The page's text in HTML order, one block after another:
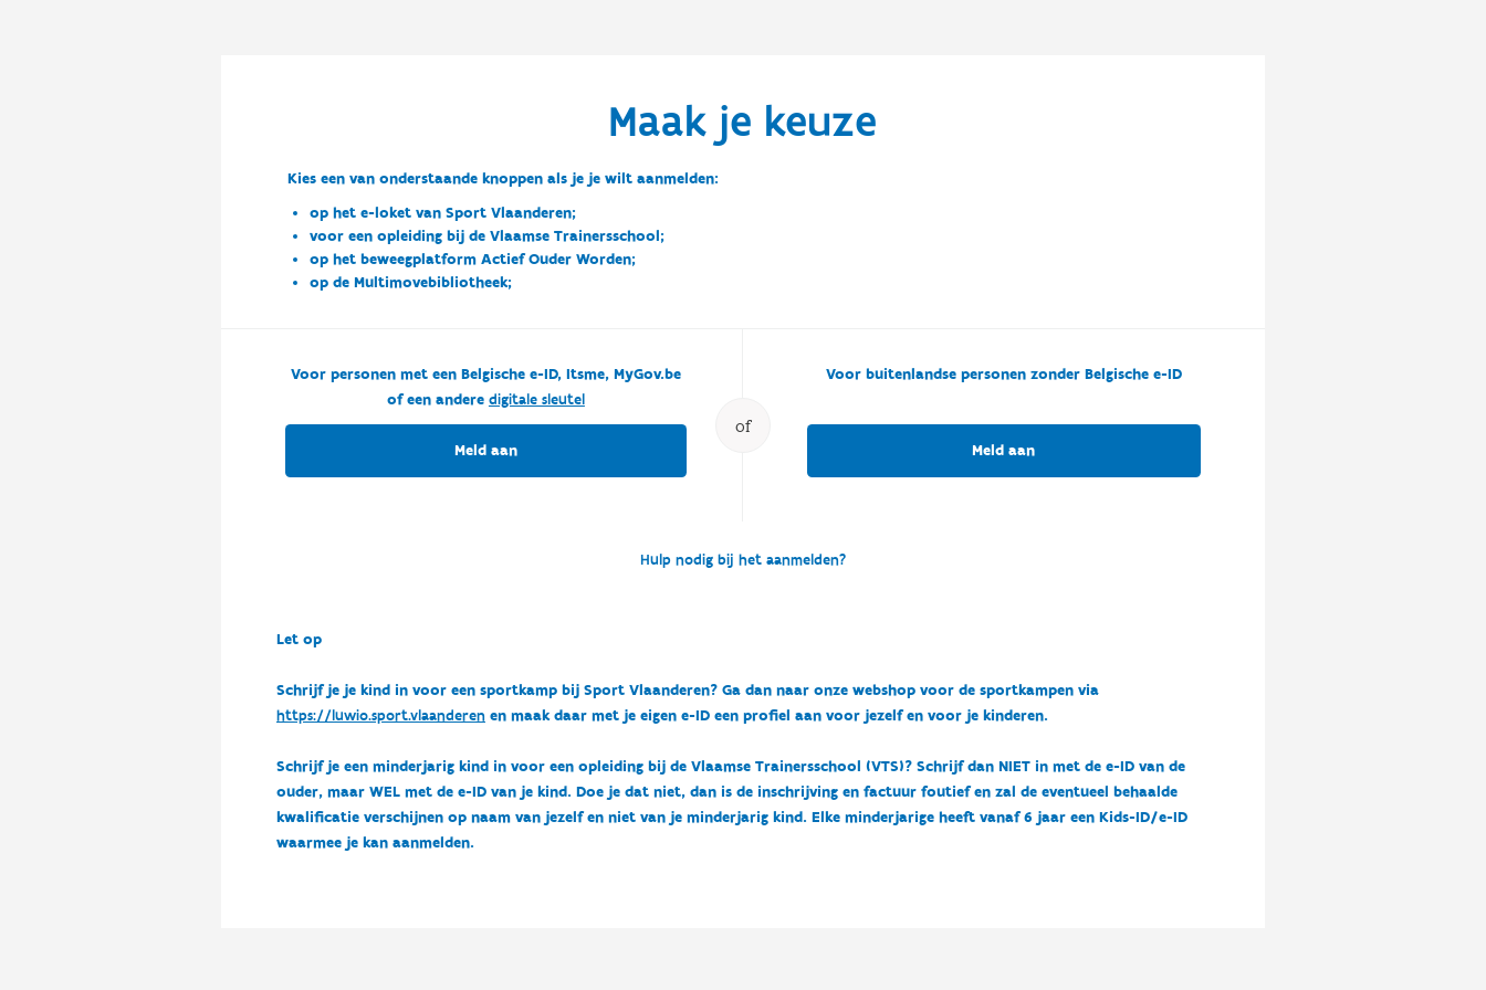
Maak je keuze
Kies een van onderstaande knoppen als je je wilt aanmelden:
op het e-loket van Sport Vlaanderen;
voor een opleiding bij de Vlaamse Trainersschool;
op het beweegplatform Actief Ouder Worden;
op de Multimovebibliotheek;
of
Voor personen met een Belgische e-ID, Itsme, MyGov.be
of een andere digitale sleutel
Meld aan
Voor buitenlandse personen zonder Belgische e-ID
Meld aan
Hulp nodig bij het aanmelden?
Let op
Schrijf je je kind in voor een sportkamp bij Sport Vlaanderen? Ga dan naar onze webshop voor de sportkampen via
https://luwio.sport.vlaanderenen maak daar met je eigen e-ID een profiel aan voor jezelf en voor je kinderen.
Schrijf je een minderjarig kind in voor een opleiding bij de Vlaamse Trainersschool (VTS)? Schrijf dan NIET in met de e-ID van de
ouder, maar WEL met de e-ID van je kind. Doe je dat niet, dan is de inschrijving en factuur foutief en zal de eventueel behaalde
kwalificatie verschijnen op naam van jezelf en niet van je minderjarig kind. Elke minderjarige heeft vanaf 6 jaar een Kids-ID/e-ID
waarmee je kan aanmelden.